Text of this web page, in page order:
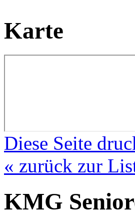
Karte
Diese Seite
« zurück zur
KMG